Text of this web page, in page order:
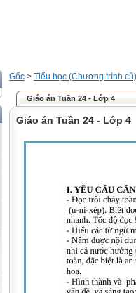
Gốc > Tiểu học (Chương trình cũ)
Giáo án Tuần 24 - Lớp 4
Giáo án Tuần 24 - Lớp 4